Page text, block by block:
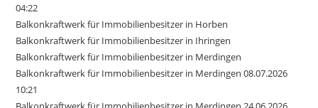
04:22
Balkonkraftwerk für Immobilienbesitzer in Horben
Balkonkraftwerk für Immobilienbesitzer in Ihringen
Balkonkraftwerk für Immobilienbesitzer in Merdingen
Balkonkraftwerk für Immobilienbesitzer in Merdingen 08.07.2026
10:21